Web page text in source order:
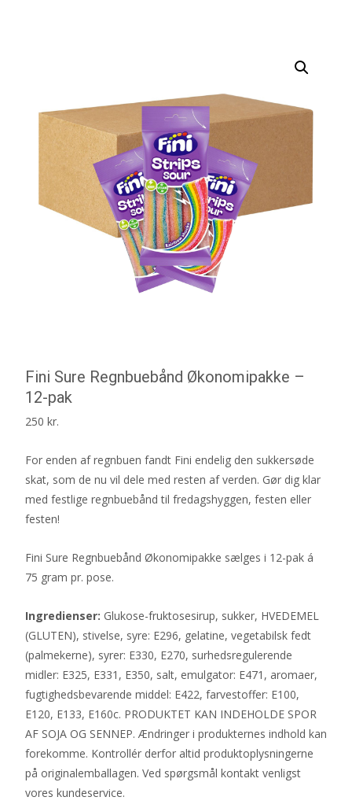
Fini Sure Regnbuebånd Økonomipakke –
12-pak
250 kr.
For enden af regnbuen fandt Fini endelig den sukkersøde
skat, som de nu vil dele med resten af verden. Gør dig klar
med festlige regnbuebånd til fredagshyggen, festen eller
festen!
Fini Sure Regnbuebånd Økonomipakke sælges i 12-pak á
75 gram pr. pose.
Ingredienser: Glukose-fruktosesirup, sukker, HVEDEMEL
(GLUTEN), stivelse, syre: E296, gelatine, vegetabilsk fedt
(palmekerne), syrer: E330, E270, surhedsregulerende
midler: E325, E331, E350, salt, emulgator: E471, aromaer,
fugtighedsbevarende middel: E422, farvestoffer: E100,
E120, E133, E160c. PRODUKTET KAN INDEHOLDE SPOR
AF SOJA OG SENNEP. Ændringer i produkternes indhold kan
forekomme. Kontrollér derfor altid produktoplysningerne
på originalemballagen. Ved spørgsmål kontakt venligst
vores kundeservice.